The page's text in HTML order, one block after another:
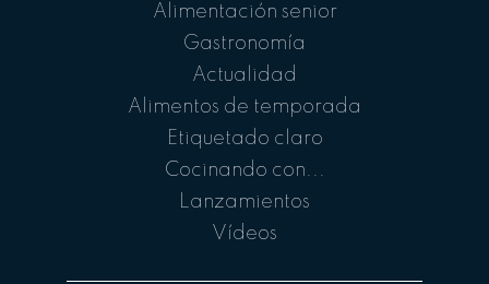
Alimentación senior
Gastronomía
Actualidad
Alimentos de temporada
Etiquetado claro
Cocinando con...
Lanzamientos
Vídeos